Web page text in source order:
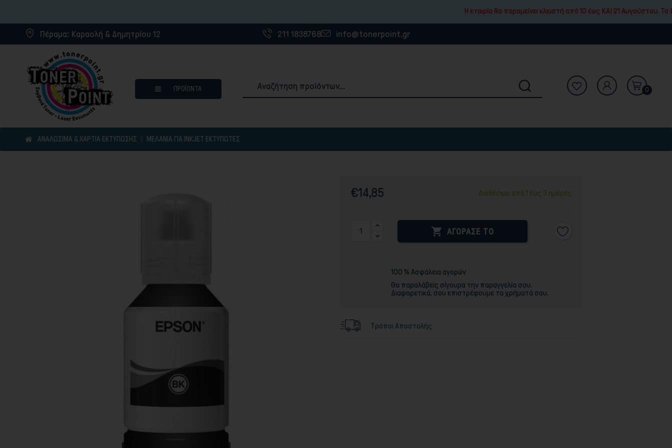
Η εταιρία θα παραμείνει κλειστή από 10 έως ΚΑΙ 21 Αυγούστου. To ESHOP
Πέραμα: Καραολή & Δημητρίου 12 211 1838768 info@tonerpoint.gr
ΠΡΟΪΌΝΤΑ 0
ΑΝΑΛΩΣΙΜΑ & ΧΑΡΤΙΑ ΕΚΤΥΠΩΣΗΣ ΜΕΛΆΝΙΑ ΓΙΑ INKJET ΕΚΤΥΠΩΤΈΣ
€14,85 Διαθέσιμο από 1 έως 3 ημέρες
 ΑΓΟΡΑΣΕ ΤΟ
100 % Ασφάλεια αγορών
Θα παραλάβεις σίγουρα την παραγγελία σου.
Διαφορετικά, σου επιστρέφουμε τα χρήματά σου.
Τρόποι Αποστολής